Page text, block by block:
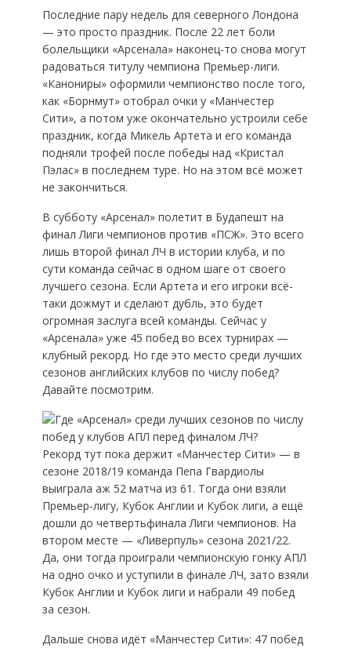
Последние пару недель для северного Лондона
— это просто праздник. После 22 лет боли
болельщики «Арсенала» наконец-то снова могут
радоваться титулу чемпиона Премьер-лиги.
«Канониры» оформили чемпионство после того,
как «Борнмут» отобрал очки у «Манчестер
Сити», а потом уже окончательно устроили себе
праздник, когда Микель Артета и его команда
подняли трофей после победы над «Кристал
Пэлас» в последнем туре. Но на этом всё может
не закончиться.
В субботу «Арсенал» полетит в Будапешт на
финал Лиги чемпионов против «ПСЖ». Это всего
лишь второй финал ЛЧ в истории клуба, и по
сути команда сейчас в одном шаге от своего
лучшего сезона. Если Артета и его игроки всё-
таки дожмут и сделают дубль, это будет
огромная заслуга всей команды. Сейчас у
«Арсенала» уже 45 побед во всех турнирах —
клубный рекорд. Но где это место среди лучших
сезонов английских клубов по числу побед?
Давайте посмотрим.
Рекорд тут пока держит «Манчестер Сити» — в
сезоне 2018/19 команда Пепа Гвардиолы
выиграла аж 52 матча из 61. Тогда они взяли
Премьер-лигу, Кубок Англии и Кубок лиги, а ещё
дошли до четвертьфинала Лиги чемпионов. На
втором месте — «Ливерпуль» сезона 2021/22.
Да, они тогда проиграли чемпионскую гонку АПЛ
на одно очко и уступили в финале ЛЧ, зато взяли
Кубок Англии и Кубок лиги и набрали 49 побед
за сезон.
Дальше снова идёт «Манчестер Сити»: 47 побед